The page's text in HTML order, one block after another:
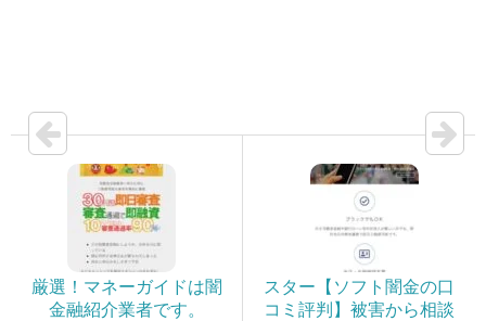
厳選！マネーガイドは闇
金融紹介業者です。
スター【ソフト闇金の口
コミ評判】被害から相談